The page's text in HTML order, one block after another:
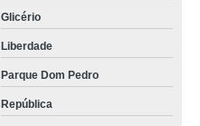
Glicério
Liberdade
Parque Dom Pedro
República